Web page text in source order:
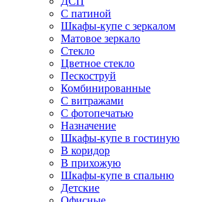
С патиной
Шкафы-купе с зеркалом
Матовое зеркало
Стекло
Цветное стекло
Пескоструй
Комбинированные
С витражами
С фотопечатью
Назначение
Шкафы-купе в гостиную
В коридор
В прихожую
Шкафы-купе в спальню
Детские